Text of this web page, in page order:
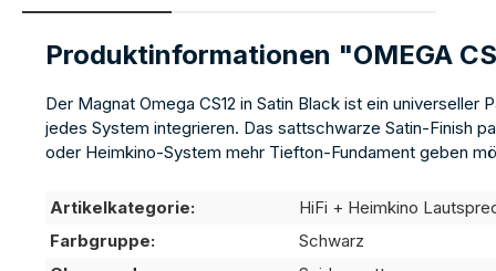
Produktinformationen "OMEGA
Der Magnat Omega CS12 in Satin Black ist ein
jedes System integrieren. Das sattschwarze Satin-Finish
oder Heimkino-System mehr Tiefton-Fundament geben
Artikelkategorie:
HiFi + Heimkino
Farbgruppe:
Schwarz